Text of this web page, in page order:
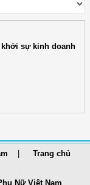
sự kinh doanh
Trang chủ
Nữ Việt Nam